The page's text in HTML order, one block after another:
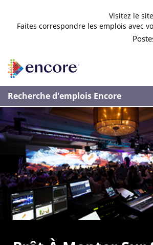
Visitez le
Faites correspondre les emplois avec
Recherche d'emplois Encore